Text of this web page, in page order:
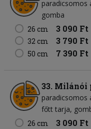
paradicsomos
gomba
26 cm
3 090 Ft
32 cm 3 790 Ft
50 cm 7 390 Ft
33. Milánói
paradicsomos
főtt tarja
26 cm
3 090 Ft